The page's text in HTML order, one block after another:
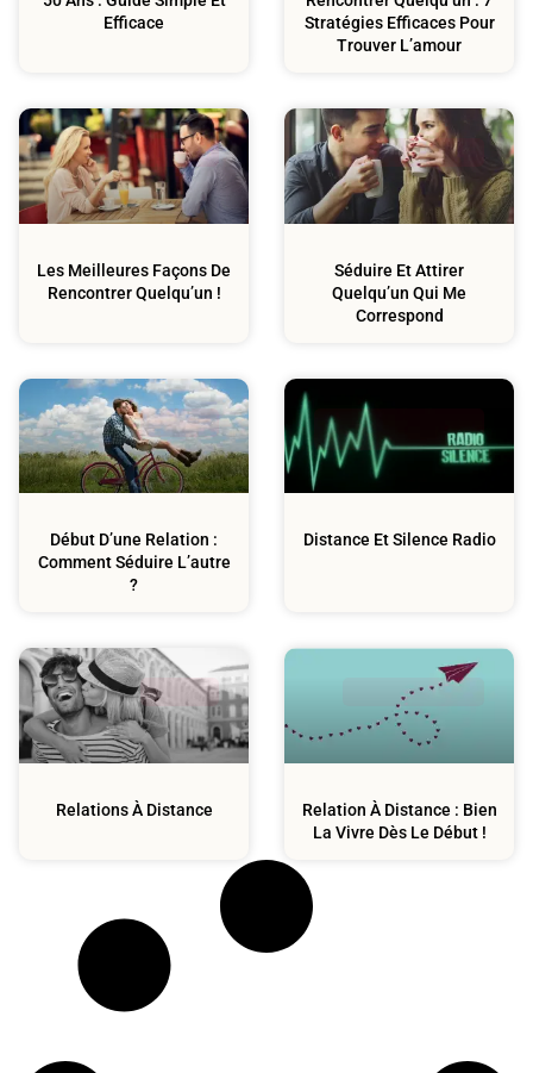
Efficace
Stratégies Efficaces Pour
Trouver L’amour
Couple
Les Meilleures Façons De
Rencontrer Quelqu’un !
Confiance En Soi
Séduire Et Attirer
Quelqu’un Qui Me
Correspond
Couple
Début D’une Relation :
Comment Séduire L’autre
?
Développement
Personnel
Distance Et Silence Radio
Couple
Relations À Distance
Confiance En Soi
Relation À Distance : Bien
La Vivre Dès Le Début !